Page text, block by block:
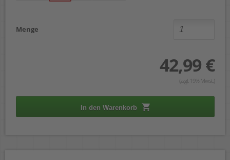
Menge
42,99 €
(zzgl. 19% Mwst.)
In den Warenkorb